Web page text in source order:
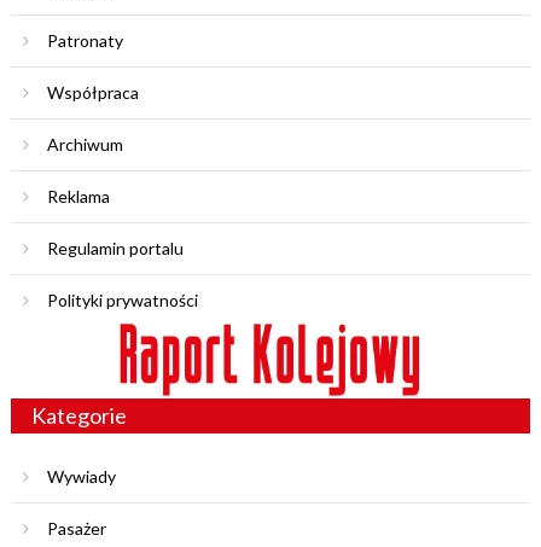
Patronaty
Współpraca
Archiwum
Reklama
Regulamin portalu
Polityki prywatności
Kategorie
Wywiady
Pasażer